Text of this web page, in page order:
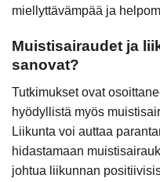
miellyttävämpää ja
Muistisairaudet ja
sanovat?
Tutkimukset ovat
hyödyllistä myös
Liikunta voi auttaa
hidastamaan
johtua liikunnan